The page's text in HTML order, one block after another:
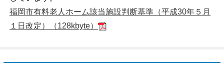
福岡市有料老人ホーム該当施設判断基準（平成30年５月
１日改定）（128kbyte）